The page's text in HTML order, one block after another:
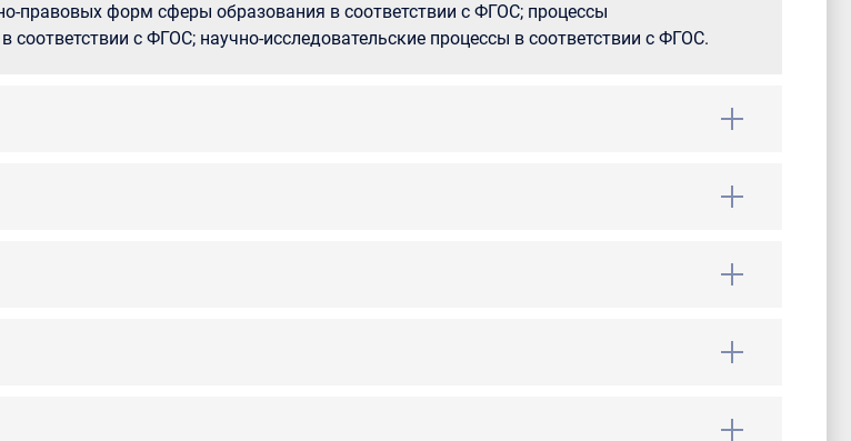
правовых форм сферы образования в соответствии с ФГОС; процессы
с ФГОС; научно-исследовательские процессы в соответствии с ФГОС.